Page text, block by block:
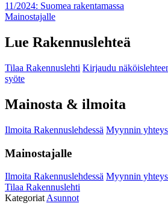
11/2024: Suomea rakentamassa
Mainostajalle
Lue Rakennuslehteä
Tilaa Rakennuslehti Kirjaudu
syöte
Mainosta & ilmoita
Ilmoita Rakennuslehdessä Myynnin
Mainostajalle
Ilmoita Rakennuslehdessä Myynnin
Tilaa Rakennuslehti
KategoriatAsunnot